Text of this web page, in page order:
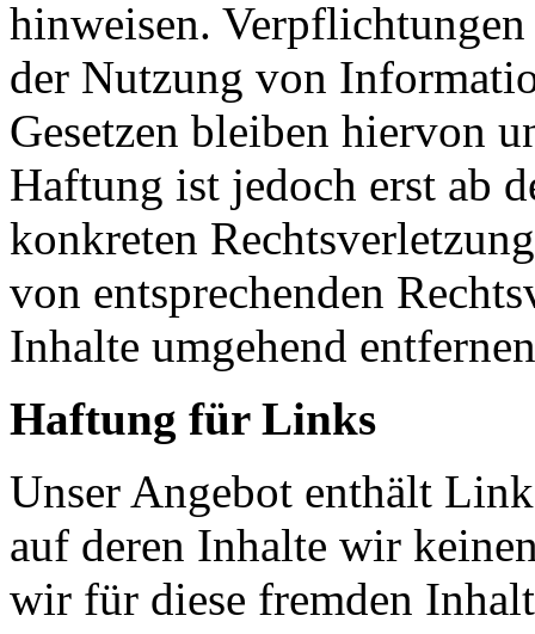
hinweisen.
der Nutzung von
Gesetzen bleiben hiervon
Haftung ist jedoch erst ab
konkreten
von entsprechenden
Inhalte umgehend
Haftung für Links
Unser Angebot enthält
auf deren Inhalte wir
wir für diese fremden